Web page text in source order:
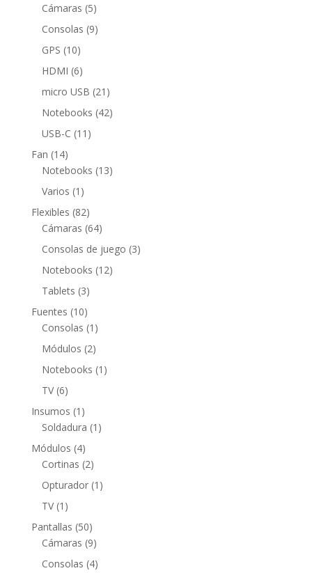
Cámaras 55
productos
Consolas 99
GPS 1010
productos
HDMI 66
productos
micro USB 21 21
productos
Notebooks 4242
USB-C 11 11
Fan 1414
productos
Notebooks 1313
Varios 1 1
producto
Flexibles 8282
productos
Cámaras 6464
productos
Consolas de juego 33
Notebooks 1212
Tablets 33
productos
Fuentes 1010
productos
Consolas 1 1
producto
Módulos 22
productos
Notebooks 1 1
TV 66
productos
Insumos 1 1
producto
Soldadura 1 1
Módulos 44
productos
Cortinas 22
productos
Opturador 1 1
TV 1 1
producto
Pantallas 5050
productos
Cámaras 99
productos
Consolas 44